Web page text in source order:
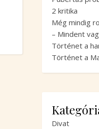
2 kritika
Még mindig
– Mindent
Történet a
Történet a
Divat